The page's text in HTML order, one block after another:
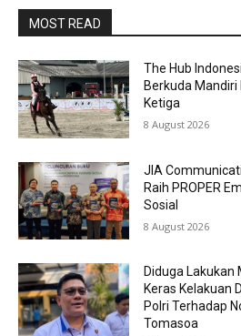
MOST READ
The Hub
Berkuda
Ketiga
8 August 2026
JIA
Raih PROPER
Sosial
8 August 2026
Diduga Lakukan
Keras Kelakuan
Polri Terhadap
Tomasoa